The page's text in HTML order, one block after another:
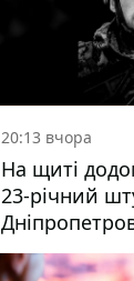
20:13 вчора
На щиті
23-річний
Богдан